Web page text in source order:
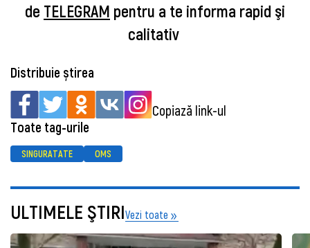
de TELEGRAM pentru a te informa rapid şi
calitativ
Distribuie știrea
Copiază link-ul
Toate tag-urile
SINGURATATE OMS
ULTIMELE ŞTIRIVezi toate